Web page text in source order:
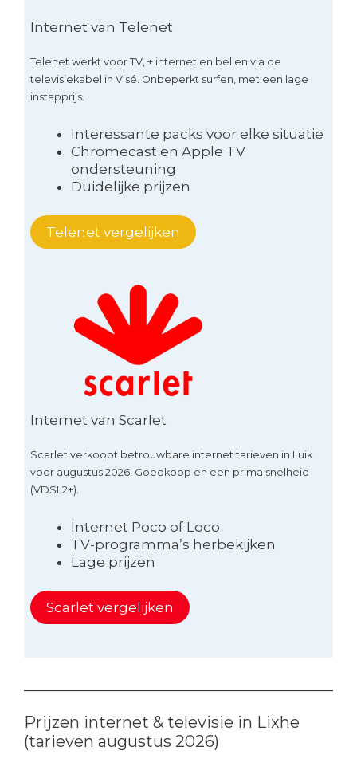
Internet van Telenet
Telenet werkt voor TV, + internet en bellen via de
televisiekabel in Visé. Onbeperkt surfen, met een lage
instapprijs.
Interessante packs voor elke situatie
Chromecast en Apple TV
ondersteuning
Duidelijke prijzen
Telenet vergelijken
Internet van Scarlet
Scarlet verkoopt betrouwbare internet tarieven in Luik
voor augustus 2026. Goedkoop en een prima snelheid
(VDSL2+).
Internet Poco of Loco
TV-programma’s herbekijken
Lage prijzen
Scarlet vergelijken
Prijzen internet & televisie in Lixhe
(tarieven augustus 2026)